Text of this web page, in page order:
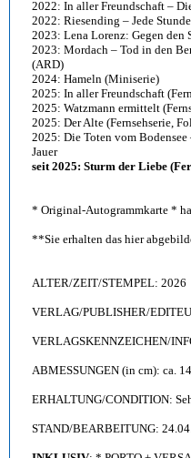
2022: In aller Freundschaft –
2022: Riesending – Jede
2023: Lena Lorenz: Gegen den
2023: Mordach – Tod in den
(ARD)
2024: Hameln (Miniserie)
2025: In aller Freundschaft
2025: Watzmann ermittelt
2025: Der Alte (Fernsehserie,
2025: Die Toten vom
Jauer
seit 2025: Sturm der Liebe
* Original-Autogrammkarte *
**Sie erhalten das hier
ALTER/ZEIT/STEMPEL: 2026
VERLAG/PUBLISHER/
VERLAGSKENNZEICHEN/
ABMESSUNGEN (in cm): ca.
ERHALTUNG/CONDITION:
STAND/BEARBEITUNG: